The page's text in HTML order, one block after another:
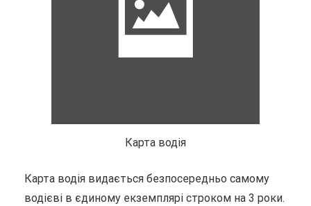
Карта водія
Карта водія видається безпосередньо самому
водієві в єдиному екземплярі строком на 3 роки.